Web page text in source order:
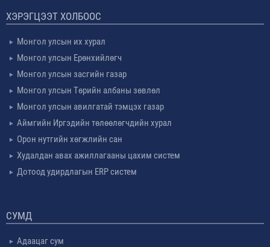
ХЭРЭГЦЭЭТ ХОЛБООС
Монгол улсын их хурал
Монгол улсын Ерөнхийлөгч
Монгол улсын засгийн газар
Монгол улсын Төрийн албаны зөвлөл
Монгол улсын авилгатай тэмцэх газар
Аймгийн Иргэдийн төлөөлөгчдийн хурал
Орон нутгийн хөгжлийн сан
Худалдан авах ажиллагааны цахим систем
Дотоод удирдлагын ERP систем
СУМД
Адаацаг сум